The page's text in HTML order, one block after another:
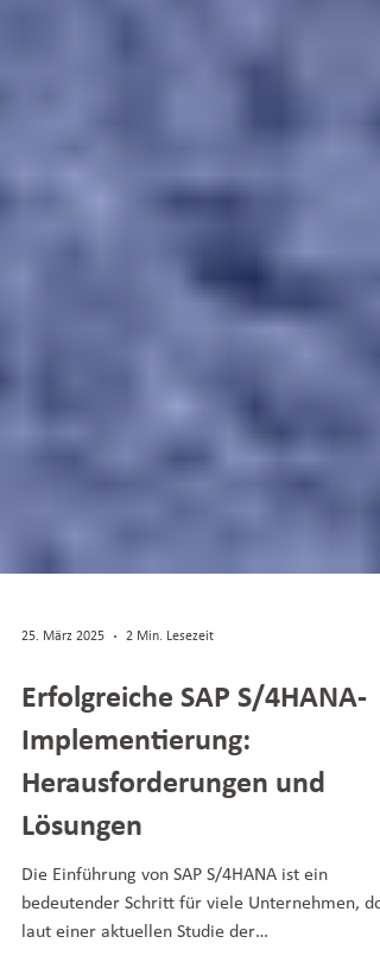
25. März 2025 2 Min. Lesezeit
Erfolgreiche SAP S/4HANA-
Implementierung:
Herausforderungen und
Lösungen
Die Einführung von SAP S/4HANA ist ein